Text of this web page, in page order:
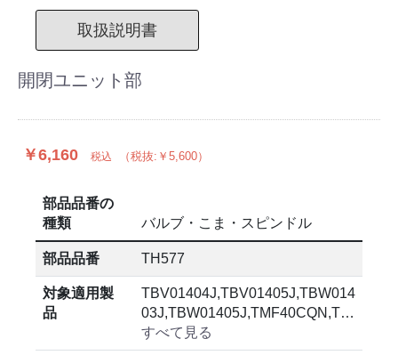
取扱説明書
開閉ユニット部
￥6,160 税込 （税抜:￥5,600）
部品品番の
種類
バルブ・こま・スピンドル
部品品番 TH577
対象適用製
品
TBV01404J,TBV01405J,TBW014
03J,TBW01405J,TMF40CQN,T…
すべて見る